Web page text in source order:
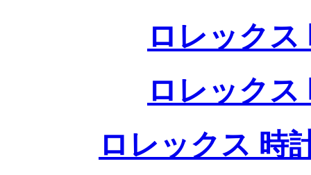
ロレックス
ロレックス
ロレックス 時